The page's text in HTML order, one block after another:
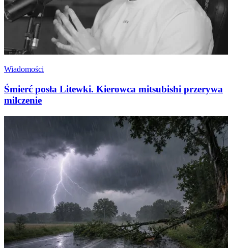
Wiadomości
Śmierć posła Litewki. Kierowca mitsubishi przerywa
milczenie